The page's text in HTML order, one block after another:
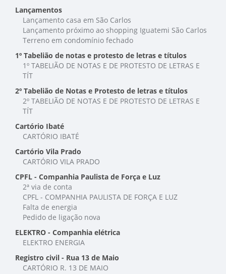
Lançamentos
Lançamento casa em São Carlos
Lançamento próximo ao shopping Iguatemi São Carlos
Terreno em condomínio fechado
1º Tabelião de notas e protesto de letras e títulos
1º TABELIÃO DE NOTAS E DE PROTESTO DE LETRAS E
TÍT
2º Tabelião de Notas e Protesto de letras e títulos
2º TABELIÃO DE NOTAS E DE PROTESTO DE LETRAS E
TÍT
Cartório Ibaté
CARTÓRIO IBATÉ
Cartório Vila Prado
CARTÓRIO VILA PRADO
CPFL - Companhia Paulista de Força e Luz
2ª via de conta
CPFL - COMPANHIA PAULISTA DE FORÇA E LUZ
Falta de energia
Pedido de ligação nova
ELEKTRO - Companhia elétrica
ELEKTRO ENERGIA
Registro civil - Rua 13 de Maio
CARTÓRIO R. 13 DE MAIO